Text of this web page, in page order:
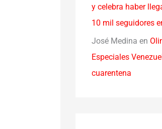
y celebra haber
10 mil seguidores
José Medina en
Especiales
cuarentena